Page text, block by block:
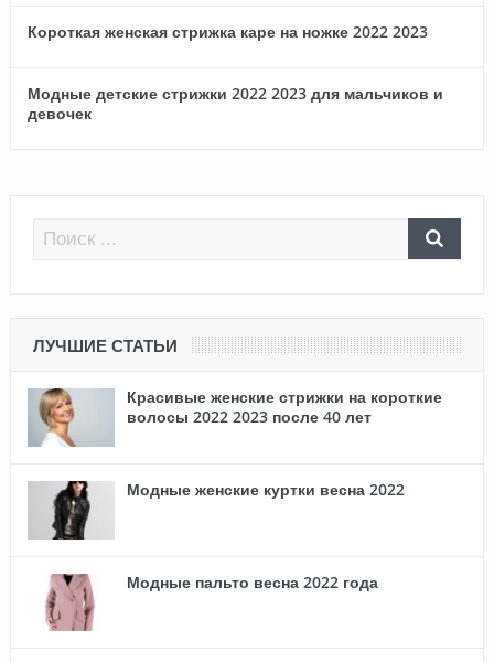
Короткая женская стрижка каре на ножке 2022 2023
Модные детские стрижки 2022 2023 для мальчиков и
девочек
ЛУЧШИЕ СТАТЬИ
Красивые женские стрижки на короткие
волосы 2022 2023 после 40 лет
Модные женские куртки весна 2022
Модные пальто весна 2022 года